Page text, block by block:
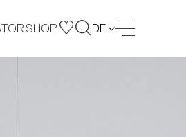
SHOP DE